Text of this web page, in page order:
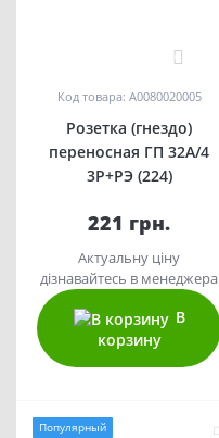
0
Код товара: A0080020005
Розетка (гнездо)
переносная ГП 32А/4
3Р+РЭ (224)
221 грн.
Актуальну ціну
дізнавайтесь в менеджера
В
корзину
Популярный